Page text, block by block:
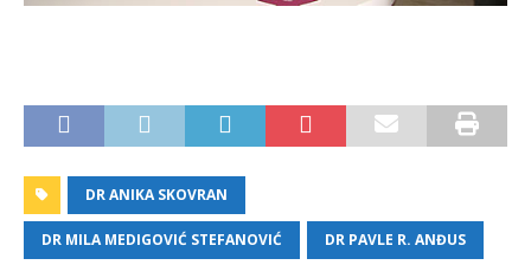
DR ANIKA SKOVRAN
DR MILA MEDIGOVIĆ STEFANOVIĆ DR PAVLE R. ANĐUS